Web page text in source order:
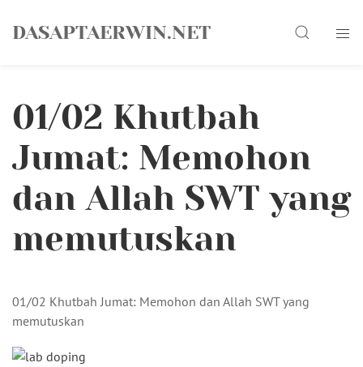
DASAPTAERWIN.NET Search
01/02 Khutbah
Jumat: Memohon
dan Allah SWT yang
memutuskan
01/02 Khutbah Jumat: Memohon dan Allah SWT yang
memutuskan